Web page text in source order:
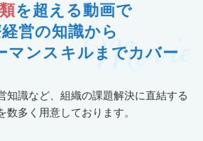
を超える動画で
営の知識から
マンスキルまでカバー
知識など、組織の課題解決に直結する
数多く用意しております。